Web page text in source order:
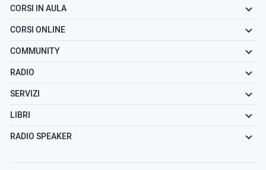
CORSI IN AULA
CORSI ONLINE
COMMUNITY
RADIO
SERVIZI
LIBRI
RADIO SPEAKER